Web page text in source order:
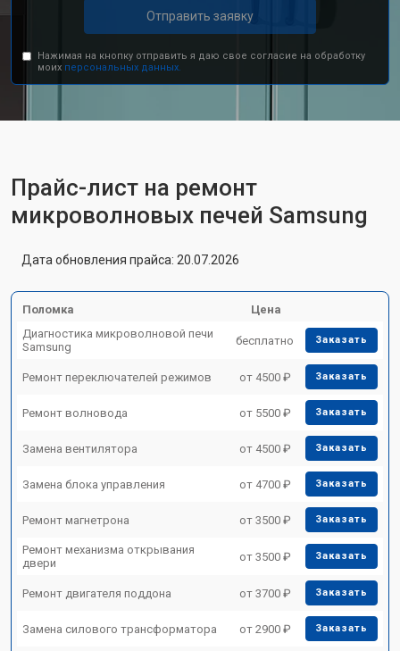
Отправить заявку
Нажимая на кнопку отправить я даю свое согласие на обработку
моих персональных данных.
Прайс-лист на ремонт
микроволновых печей Samsung
Дата обновления прайса: 20.07.2026
Поломка
Цена
Диагностика микроволновой печи
Samsung
бесплатно Заказать
Ремонт переключателей режимов от 4500 ₽ Заказать
Ремонт волновода от 5500 ₽ Заказать
Замена вентилятора от 4500 ₽ Заказать
Замена блока управления от 4700 ₽ Заказать
Ремонт магнетрона от 3500 ₽ Заказать
Ремонт механизма открывания
двери
от 3500 ₽ Заказать
Ремонт двигателя поддона от 3700 ₽ Заказать
Замена силового трансформатора от 2900 ₽ Заказать